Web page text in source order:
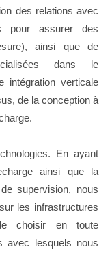
des relations avec
pour assurer des
ainsi que de
dans le
intégration verticale
de la conception à
En ayant
ainsi que la
supervision, nous
les infrastructures
choisir en toute
avec lesquels nous